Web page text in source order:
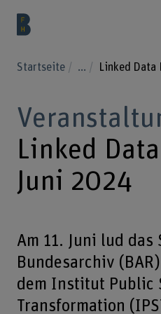
Startseite ... Linked Data
Linked
Juni 2024
Am 11. Juni lud das
Bundesarchiv
dem Institut Public
Transformation